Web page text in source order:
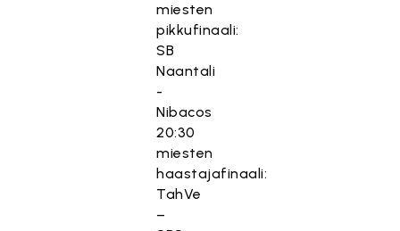
miesten
pikkufinaali:
SB
Naantali
-
Nibacos
20:30
miesten
haastajafinaali:
TahVe
–